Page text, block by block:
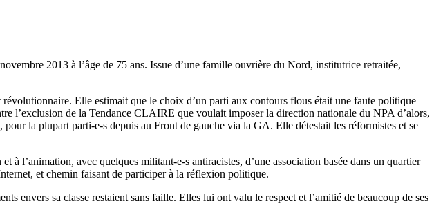
2013 à l’âge de 75 ans. Issue d’une famille ouvrière du Nord, institutrice retraitée,
Elle estimait que le choix d’un parti aux contours flous était une faute politique
l’exclusion de la Tendance CLAIRE que voulait imposer la direction nationale du NPA d’alors,
la plupart parti-e-s depuis au Front de gauche via la GA. Elle détestait les réformistes et se
à l’animation, avec quelques militant-e-s antiracistes, d’une association basée dans un quartier
et chemin faisant de participer à la réflexion politique.
envers sa classe restaient sans faille. Elles lui ont valu le respect et l’amitié de beaucoup de ses